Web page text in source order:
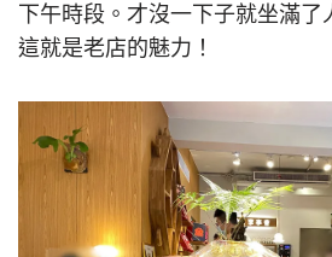
下午時段。才沒一下子就坐滿了
這就是老店的魅力！